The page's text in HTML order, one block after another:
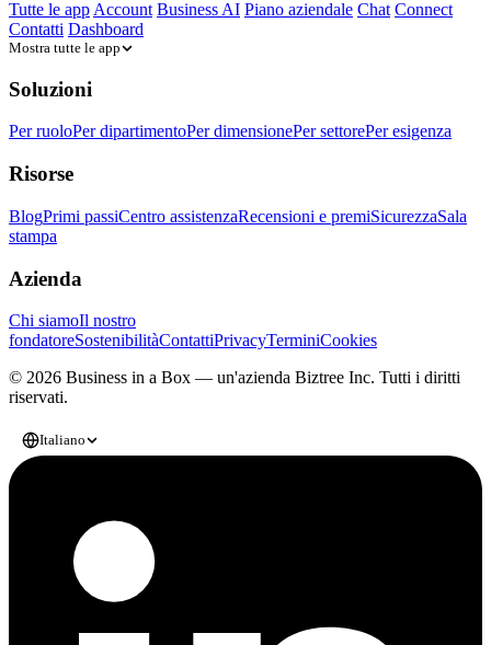
Tutte le app Account Business AI Piano aziendale Chat Connect
Contatti Dashboard
Mostra tutte le app
Soluzioni
Per ruoloPer dipartimentoPer dimensionePer settorePer esigenza
Risorse
BlogPrimi passiCentro assistenzaRecensioni e premiSicurezzaSala
stampa
Azienda
Chi siamoIl nostro
fondatoreSostenibilitàContattiPrivacyTerminiCookies
© 2026 Business in a Box — un'azienda Biztree Inc. Tutti i diritti
riservati.
Italiano